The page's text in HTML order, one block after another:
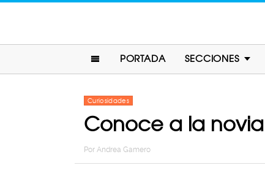
PORTADA SECCIONES
Curiosidades
Conoce a la
Por Andrea Gamero